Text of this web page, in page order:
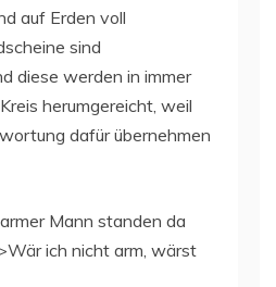
auf Erden voll
sind
diese werden in immer
herumgereicht, weil
dafür übernehmen
armer Mann standen da
ich nicht arm, wärst